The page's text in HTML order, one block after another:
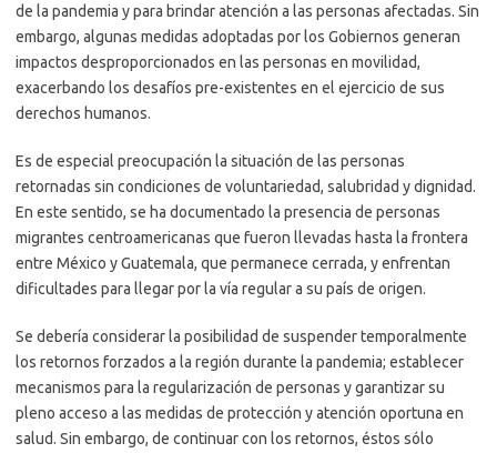
de la pandemia y para brindar atención a las personas afectadas. Sin
embargo, algunas medidas adoptadas por los Gobiernos generan
impactos desproporcionados en las personas en movilidad,
exacerbando los desafíos pre-existentes en el ejercicio de sus
derechos humanos.
Es de especial preocupación la situación de las personas
retornadas sin condiciones de voluntariedad, salubridad y dignidad.
En este sentido, se ha documentado la presencia de personas
migrantes centroamericanas que fueron llevadas hasta la frontera
entre México y Guatemala, que permanece cerrada, y enfrentan
dificultades para llegar por la vía regular a su país de origen.
Se debería considerar la posibilidad de suspender temporalmente
los retornos forzados a la región durante la pandemia; establecer
mecanismos para la regularización de personas y garantizar su
pleno acceso a las medidas de protección y atención oportuna en
salud. Sin embargo, de continuar con los retornos, éstos sólo